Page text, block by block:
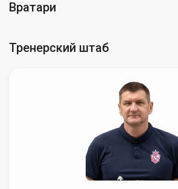
Вратари
Тренерский штаб